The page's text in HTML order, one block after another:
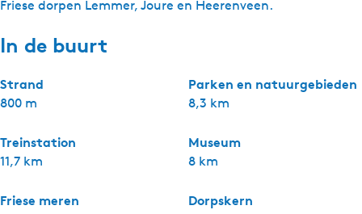
Friese dorpen Lemmer, Joure en Heerenveen.
In de buurt
Strand
800 m
Parken en natuurgebieden
8,3 km
Treinstation
11,7 km
Museum
8 km
Friese meren Dorpskern